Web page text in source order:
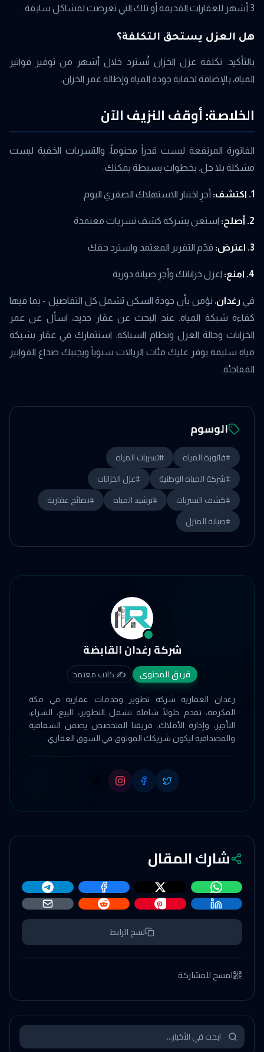
3 أشهر للعقارات القديمة أو تلك التي تعرضت لمشاكل سابقة.
هل العزل يستحق التكلفة؟
بالتأكيد. تكلفة عزل الخزان تُسترد خلال أشهر من توفير فواتير
المياه، بالإضافة لحماية جودة المياه وإطالة عمر الخزان.
الخلاصة: أوقف النزيف الآن
الفاتورة المرتفعة ليست قدراً محتوماً، والتسربات الخفية ليست
مشكلة بلا حل. بخطوات بسيطة يمكنك:
1. اكتشف: أجرِ اختبار الاستهلاك الصفري اليوم
2. أصلح: استعن بشركة كشف تسربات معتمدة
3. اعترض: قدّم التقرير المعتمد واسترد حقك
4. امنع: اعزل خزاناتك وأجرِ صيانة دورية
في رغدان، نؤمن بأن جودة السكن تشمل كل التفاصيل - بما فيها
كفاءة شبكة المياه. عند البحث عن عقار جديد، اسأل عن عمر
الخزانات وحالة العزل ونظام السباكة. استثمارك في عقار بشبكة
مياه سليمة يوفر عليك مئات الريالات سنوياً ويجنبك صداع الفواتير
المفاجئة.
الوسوم
#فاتورة المياه #تسربات المياه
#شركة المياه الوطنية #عزل الخزانات
#كشف التسربات #ترشيد المياه #نصائح عقارية
#صيانة المنزل
شركة رغدان القابضة
فريق المحتوى ✍️كاتب معتمد
رغدان العقارية شركة تطوير وخدمات عقارية في مكة
المكرمة، تقدم حلولًا شاملة تشمل التطوير، البيع، الشراء،
التأجير، وإدارة الأملاك. فريقنا المتخصص يضمن الشفافية
والمصداقية ليكون شريكك الموثوق في السوق العقاري.
شارك المقال
نسخ الرابط
امسح للمشاركة